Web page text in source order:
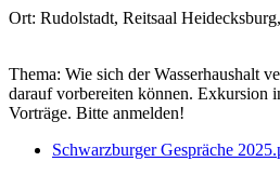
Ort: Rudolstadt, Reitsaal
Thema: Wie sich der Wasserhaushalt
darauf vorbereiten können. Exkursion
Vorträge. Bitte anmelden!
Schwarzburger Gespräche